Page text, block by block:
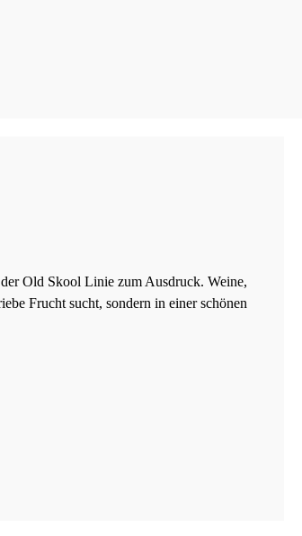
Old Skool Linie zum Ausdruck. Weine,
Frucht sucht, sondern in einer schönen